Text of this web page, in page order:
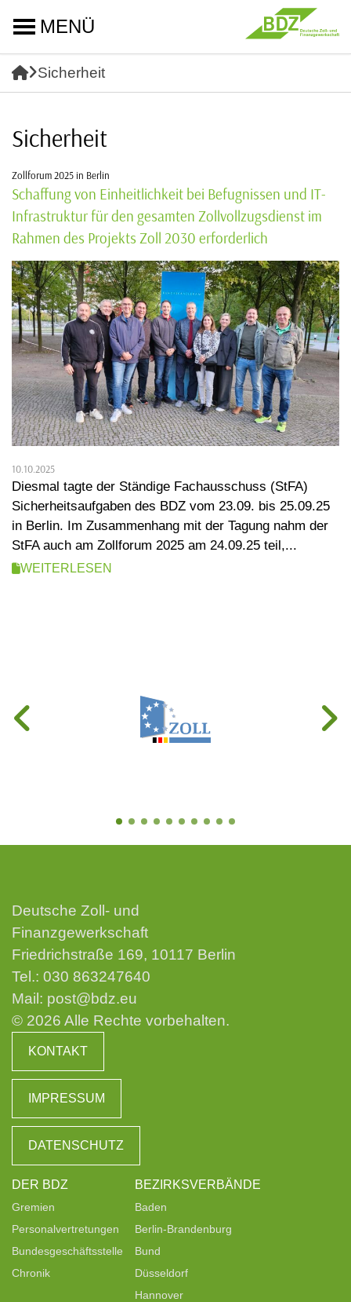
MENÜ
Sicherheit
Sicherheit
Zollforum 2025 in Berlin
Schaffung von Einheitlichkeit bei Befugnissen und IT-
Infrastruktur für den gesamten Zollvollzugsdienst im
Rahmen des Projekts Zoll 2030 erforderlich
10.10.2025
Diesmal tagte der Ständige Fachausschuss (StFA)
Sicherheitsaufgaben des BDZ vom 23.09. bis 25.09.25
in Berlin. Im Zusammenhang mit der Tagung nahm der
StFA auch am Zollforum 2025 am 24.09.25 teil,...
WEITERLESEN
Deutsche Zoll- und
Finanzgewerkschaft
Friedrichstraße 169, 10117 Berlin
Tel.: 030 863247640
Mail: post@bdz.eu
© 2026 Alle Rechte vorbehalten.
KONTAKT
IMPRESSUM
DATENSCHUTZ
DER BDZ
Gremien
Personalvertretungen
Bundesgeschäftsstelle
Chronik
BEZIRKSVERBÄNDE
Baden
Berlin-Brandenburg
Bund
Düsseldorf
Hannover